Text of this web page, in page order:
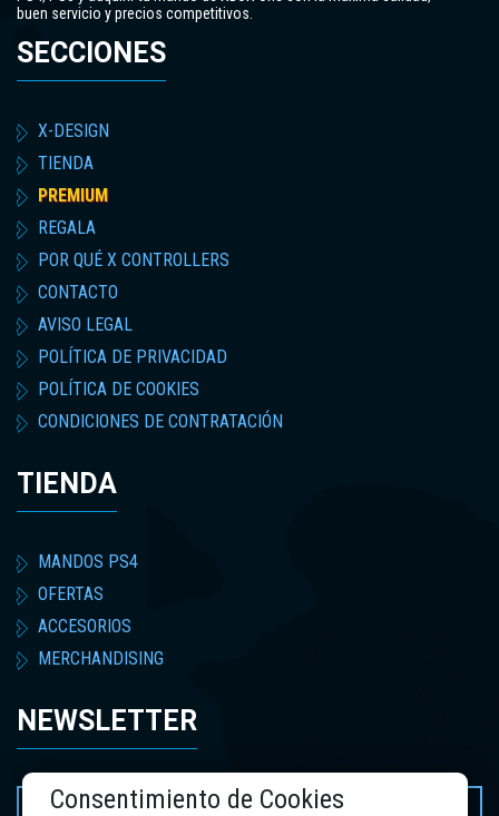
buen servicio y precios competitivos.
SECCIONES
X-DESIGN
TIENDA
PREMIUM
REGALA
POR QUÉ X CONTROLLERS
CONTACTO
AVISO LEGAL
POLÍTICA DE PRIVACIDAD
POLÍTICA DE COOKIES
CONDICIONES DE CONTRATACIÓN
TIENDA
MANDOS PS4
OFERTAS
ACCESORIOS
MERCHANDISING
NEWSLETTER
Consentimiento de Cookies